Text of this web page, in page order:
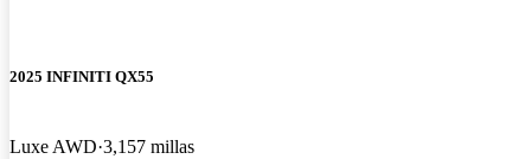
2025 INFINITI QX55
Luxe AWD 3,157 millas